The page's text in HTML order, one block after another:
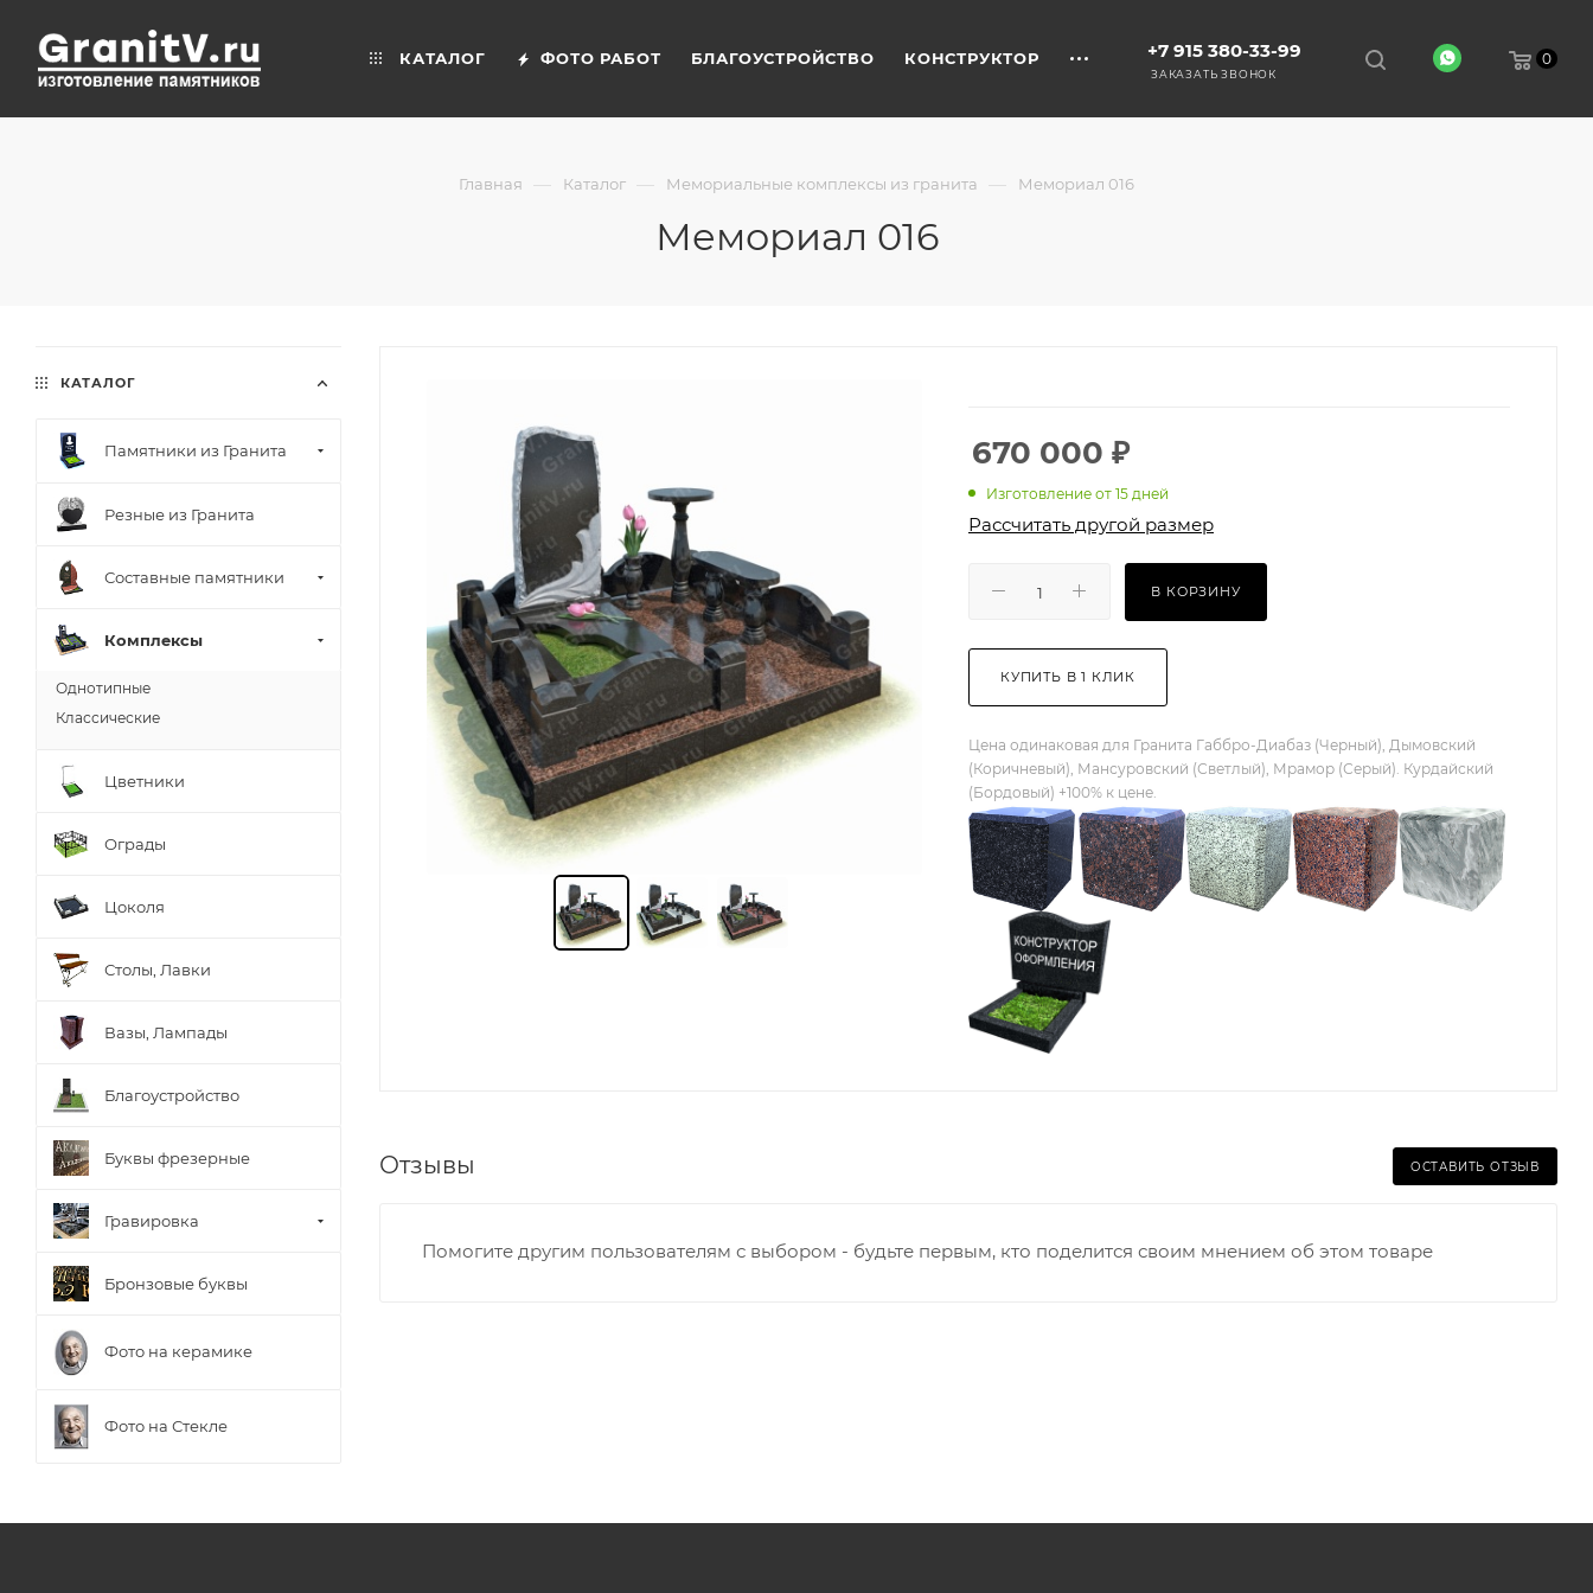
+7 915 380-33-99
ЗАКАЗАТЬ ЗВОНОК
0
КАТАЛОГ ФОТО РАБОТ БЛАГОУСТРОЙСТВО КОНСТРУКТОР
Главная — Каталог — Мемориальные комплексы из гранита — Мемориал 016
Мемориал 016
670 000 ₽
Изготовление от 15 дней
Рассчитать другой размер
В КОРЗИНУ
КУПИТЬ В 1 КЛИК
Цена одинаковая для Гранита Габбро-Диабаз (Черный), Дымовский
(Коричневый), Мансуровский (Светлый), Мрамор (Серый). Курдайский
(Бордовый) +100% к цене.
Отзывы ОСТАВИТЬ ОТЗЫВ
Помогите другим пользователям с выбором - будьте первым, кто поделится своим мнением об этом товаре
КАТАЛОГ
Памятники из Гранита
Резные из Гранита
Составные памятники
Комплексы
Однотипные
Классические
Цветники
Ограды
Цоколя
Столы, Лавки
Вазы, Лампады
Благоустройство
Буквы фрезерные
Гравировка
Бронзовые буквы
Фото на керамике
Фото на Стекле